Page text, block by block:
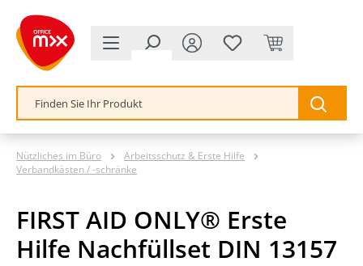
springen
Nützliches im Büro
Arbeitsschutz & Erste Hilfe
Verbandkästen / -schränke
FIRST AID ONLY® Erste
Hilfe Nachfüllset DIN 13157